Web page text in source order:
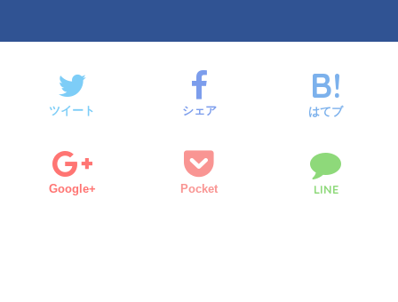
ツイート シェア はてブ
Google+ Pocket LINE